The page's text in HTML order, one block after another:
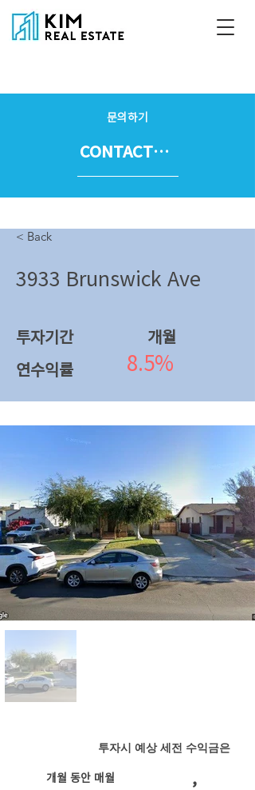
문의하기
CONTACT US
< Back
3933 Brunswick Ave
투자기간
​개월
연수익률
8.5%
투자시 예상 세전 수익금은
개월 동안 매월 ,